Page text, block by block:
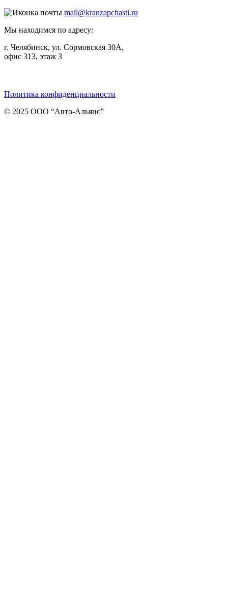
mail@kranzapchasti.ru
Мы находимся по адресу:
г. Челябинск, ул. Сормовская 30А,
офис 313, этаж 3
Политика конфиденциальности
© 2025 ООО “Авто-Альянс”